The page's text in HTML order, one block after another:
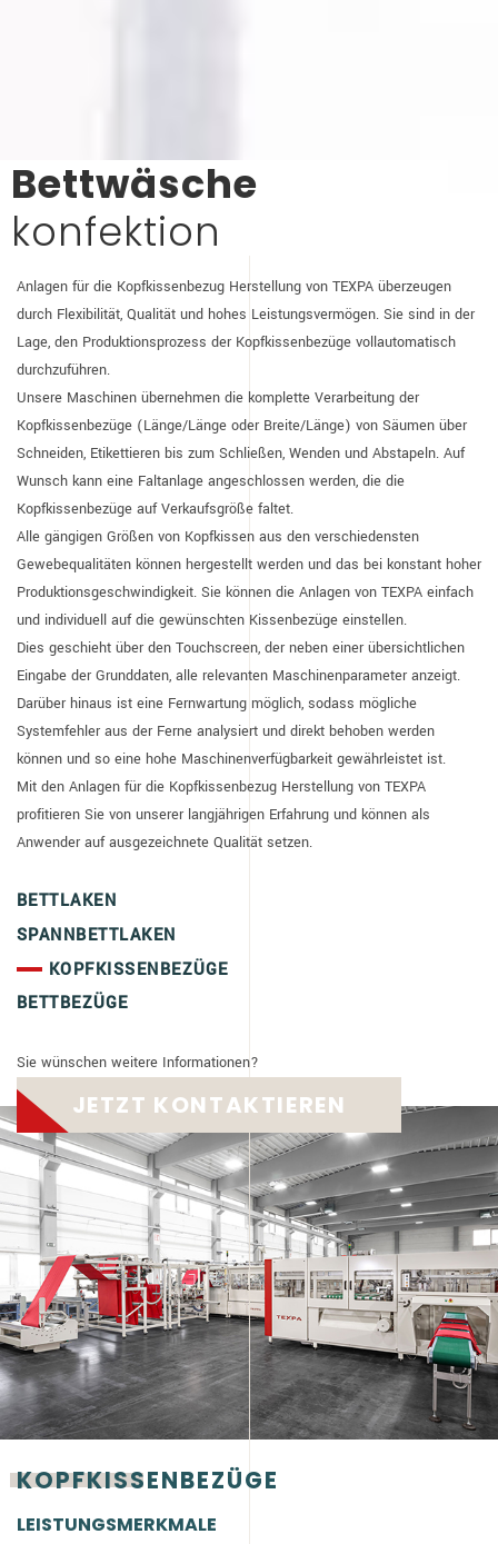
Bettwäsche
­konfektion
Anlagen für die Kopfkissenbezug Herstellung von TEXPA überzeugen
durch Flexibilität, Qualität und hohes Leistungsvermögen. Sie sind in der
Lage, den Produktionsprozess der Kopfkissenbezüge vollautomatisch
durchzuführen.
Unsere Maschinen übernehmen die komplette Verarbeitung der
Kopfkissenbezüge (Länge/Länge oder Breite/Länge) von Säumen über
Schneiden, Etikettieren bis zum Schließen, Wenden und Abstapeln. Auf
Wunsch kann eine Faltanlage angeschlossen werden, die die
Kopfkissenbezüge auf Verkaufsgröße faltet.
Alle gängigen Größen von Kopfkissen aus den verschiedensten
Gewebequalitäten können hergestellt werden und das bei konstant hoher
Produktionsgeschwindigkeit. Sie können die Anlagen von TEXPA einfach
und individuell auf die gewünschten Kissenbezüge einstellen.
Dies geschieht über den Touchscreen, der neben einer übersichtlichen
Eingabe der Grunddaten, alle relevanten Maschinenparameter anzeigt.
Darüber hinaus ist eine Fernwartung möglich, sodass mögliche
Systemfehler aus der Ferne analysiert und direkt behoben werden
können und so eine hohe Maschinenverfügbarkeit gewährleistet ist.
Mit den Anlagen für die Kopfkissenbezug Herstellung von TEXPA
profitieren Sie von unserer langjährigen Erfahrung und können als
Anwender auf ausgezeichnete Qualität setzen.
BETTLAKEN
SPANNBETTLAKEN
KOPFKISSENBEZÜGE
BETTBEZÜGE
Sie wünschen weitere Informationen?
JETZT KONTAKTIEREN
KOPFKISSENBEZÜGE
LEISTUNGSMERKMALE